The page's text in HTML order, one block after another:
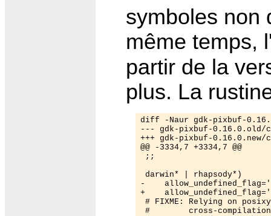
symboles non
même temps,
partir de la
plus. La
diff -Naur gdk-pixbuf-
--- gdk-pixbuf-0.16.0.old/configure	Wed Jan
+++ gdk-pixbuf-0.16.0.new/configure	Thu Jan
@@ -3334,7 +3334,7 @@
;;
darwin* | rhapsody*)
-
+
# FIXME: Relying on
#        cross-